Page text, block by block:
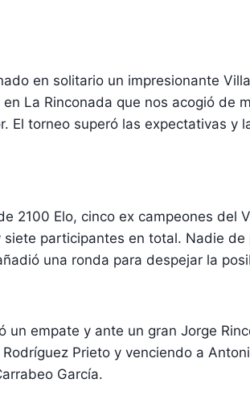
en solitario un impresionante
La Rinconada que nos acogió
El torneo superó las expectativas
2100 Elo, cinco ex campeones
participantes en total. Nadie
una ronda para despejar la
un empate y ante un gran Jorge
Prieto y venciendo a
García.